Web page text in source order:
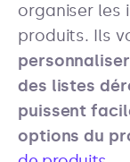
organiser les
produits. Ils
des listes
puissent
options du